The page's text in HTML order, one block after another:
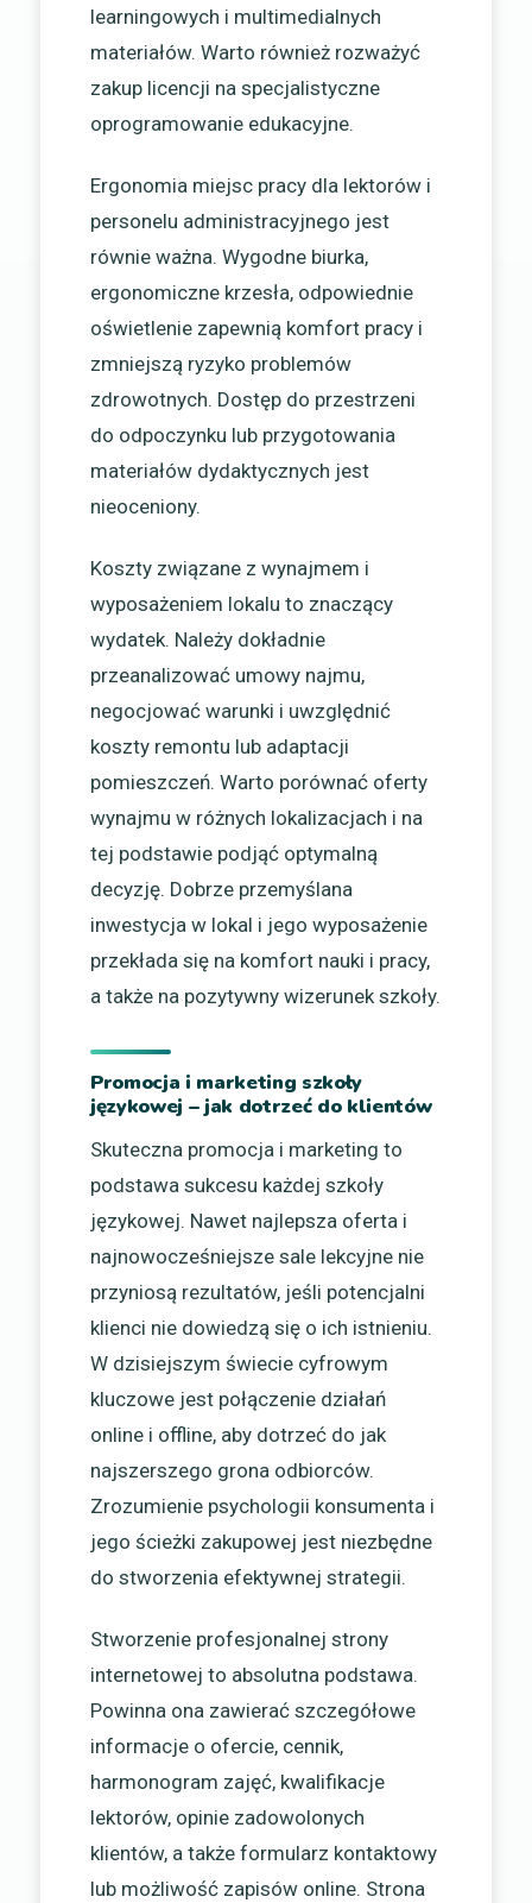
learningowych i multimedialnych
materiałów. Warto również rozważyć
zakup licencji na specjalistyczne
oprogramowanie edukacyjne.
Ergonomia miejsc pracy dla lektorów i
personelu administracyjnego jest
równie ważna. Wygodne biurka,
ergonomiczne krzesła, odpowiednie
oświetlenie zapewnią komfort pracy i
zmniejszą ryzyko problemów
zdrowotnych. Dostęp do przestrzeni
do odpoczynku lub przygotowania
materiałów dydaktycznych jest
nieoceniony.
Koszty związane z wynajmem i
wyposażeniem lokalu to znaczący
wydatek. Należy dokładnie
przeanalizować umowy najmu,
negocjować warunki i uwzględnić
koszty remontu lub adaptacji
pomieszczeń. Warto porównać oferty
wynajmu w różnych lokalizacjach i na
tej podstawie podjąć optymalną
decyzję. Dobrze przemyślana
inwestycja w lokal i jego wyposażenie
przekłada się na komfort nauki i pracy,
a także na pozytywny wizerunek szkoły.
Promocja i marketing szkoły
językowej – jak dotrzeć do klientów
Skuteczna promocja i marketing to
podstawa sukcesu każdej szkoły
językowej. Nawet najlepsza oferta i
najnowocześniejsze sale lekcyjne nie
przyniosą rezultatów, jeśli potencjalni
klienci nie dowiedzą się o ich istnieniu.
W dzisiejszym świecie cyfrowym
kluczowe jest połączenie działań
online i offline, aby dotrzeć do jak
najszerszego grona odbiorców.
Zrozumienie psychologii konsumenta i
jego ścieżki zakupowej jest niezbędne
do stworzenia efektywnej strategii.
Stworzenie profesjonalnej strony
internetowej to absolutna podstawa.
Powinna ona zawierać szczegółowe
informacje o ofercie, cennik,
harmonogram zajęć, kwalifikacje
lektorów, opinie zadowolonych
klientów, a także formularz kontaktowy
lub możliwość zapisów online. Strona